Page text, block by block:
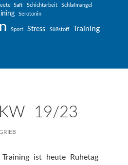
Saft Schichtarbeit
Schlafmangel
Serotonin
Sport Stress Süßstoff Training
19/23
ist heute Ruhetag